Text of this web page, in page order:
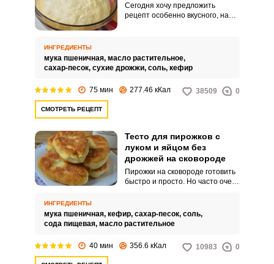
Сегодня хочу предложить
рецепт особенно вкусного, на
теста получается мягкой,
нежной и пушистой.
ИНГРЕДИЕНТЫ
мука пшеничная, масло растительное,
сахар-песок, сухие дрожжи, соль, кефир
75 мин 277.46 кКал 38509 0
СМОТРЕТЬ РЕЦЕПТ
Тесто для пирожков с
луком и яйцом без
дрожжей на сковороде
Пирожки на сковороде готовить
быстро и просто. Но часто очень
получилась еще и вкусной.
ИНГРЕДИЕНТЫ
мука пшеничная, кефир, сахар-песок, соль,
сода пищевая, масло растительное
40 мин 356.6 кКал 10983 0